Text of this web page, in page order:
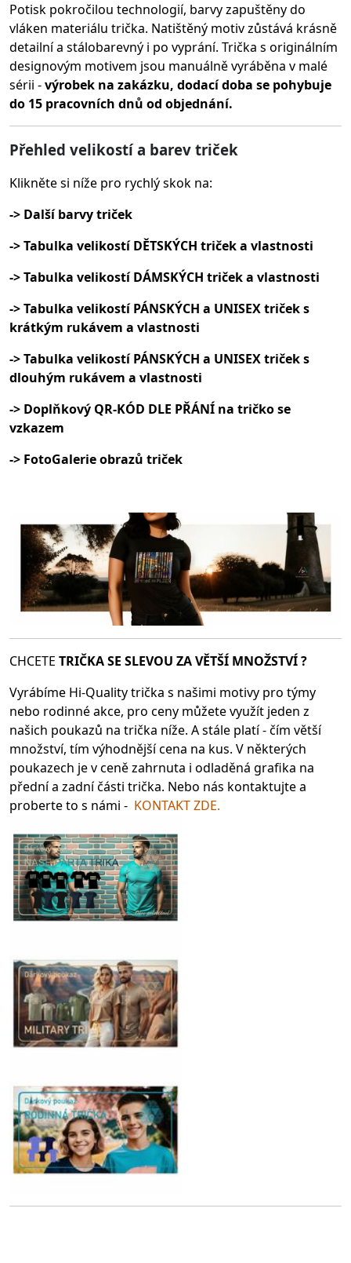
Potisk pokročilou technologií, barvy zapuštěny do
vláken materiálu trička. Natištěný motiv zůstává krásně
detailní a stálobarevný i po vyprání. Trička s originálním
designovým motivem jsou manuálně vyráběna v malé
sérii -výrobek na zakázku, dodací doba se pohybuje
do 15 pracovních dnů od objednání.
Přehled velikostí a barev triček
Klikněte si níže pro rychlý skok na:
-> Další barvy triček
-> Tabulka velikostí DĚTSKÝCH triček a vlastnosti
-> Tabulka velikostí DÁMSKÝCH triček a vlastnosti
-> Tabulka velikostí PÁNSKÝCH a UNISEX triček s
krátkým rukávem a vlastnosti
-> Tabulka velikostí PÁNSKÝCH a UNISEX triček s
dlouhým rukávem a vlastnosti
-> Doplňkový QR-KÓD DLE PŘÁNÍ na tričko se
vzkazem
-> FotoGalerie obrazů triček
CHCETE TRIČKA SE SLEVOU ZA VĚTŠÍ MNOŽSTVÍ ?
Vyrábíme Hi-Quality trička s našimi motivy pro týmy
nebo rodinné akce, pro ceny můžete využít jeden z
našich poukazů na trička níže. A stále platí - čím větší
množství, tím výhodnější cena na kus. V některých
poukazech je v ceně zahrnuta i odladěná grafika na
přední a zadní části trička. Nebo nás kontaktujte a
proberte to s námi - KONTAKT ZDE.